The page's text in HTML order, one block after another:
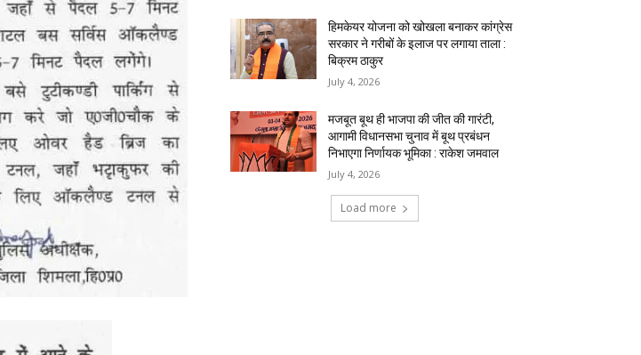
हिमकेयर योजना को खोखला बनाकर कांग्रेस
सरकार ने गरीबों के इलाज पर लगाया ताला :
बिक्रम ठाकुर
July 4, 2026
मजबूत बूथ ही भाजपा की जीत की गारंटी,
आगामी विधानसभा चुनाव में बूथ प्रबंधन
निभाएगा निर्णायक भूमिका : राकेश जमवाल
July 4, 2026
Load more